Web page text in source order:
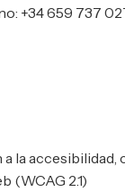
+34 659 737
la
(WCAG 2.1)